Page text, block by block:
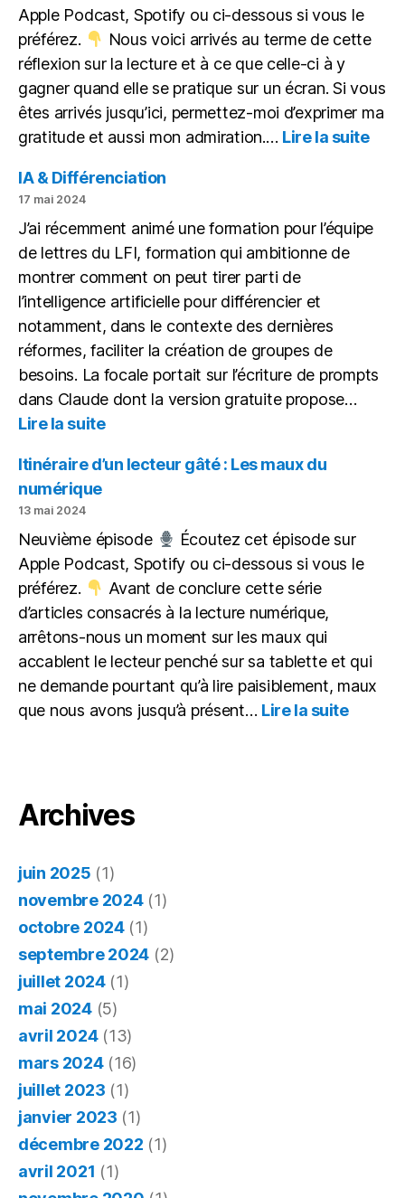
remplacer
Apple Podcast, Spotify ou ci-dessous si vous le
préférez.
Nous voici arrivés au terme de cette
réflexion sur la lecture et à ce que celle-ci à y
gagner quand elle se pratique sur un écran. Si vous
êtes arrivés jusqu’ici, permettez-moi d’exprimer ma
gratitude et aussi mon admiration.… Lire la suite:
IA & Différenciation
17 mai 2024
J’ai récemment animé une formation pour l’équipe
de lettres du LFI, formation qui ambitionne de
montrer comment on peut tirer parti de
l’intelligence artificielle pour différencier et
notamment, dans le contexte des dernières
réformes, faciliter la création de groupes de
besoins. La focale portait sur l’écriture de prompts
dans Claude dont la version gratuite propose…
Lire la suite:
&
Différenciation
Itinéraire d’un lecteur gâté : Les maux du
numérique
13 mai 2024
Neuvième épisode
Écoutez cet épisode sur
Apple Podcast, Spotify ou ci-dessous si vous le
préférez.
Avant de conclure cette série
d’articles consacrés à la lecture numérique,
arrêtons-nous un moment sur les maux qui
accablent le lecteur penché sur sa tablette et qui
ne demande pourtant qu’à lire paisiblement, maux
que nous avons jusqu’à présent… Lire la suite:
Archives
juin 2025 (1)
novembre 2024(1)
octobre 2024(1)
septembre 2024 (2)
juillet 2024(1)
mai 2024(5)
avril 2024(13)
mars 2024(16)
juillet 2023 (1)
janvier 2023 (1)
décembre 2022 (1)
avril 2021 (1)